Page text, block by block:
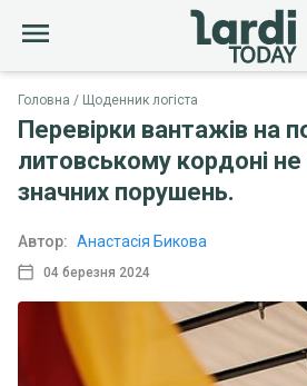
Головна Щоденник логіста
Перевірки вантажів на
литовському кордоні
значних порушень.
04 березня 2024
Автор: Анастасія Бикова